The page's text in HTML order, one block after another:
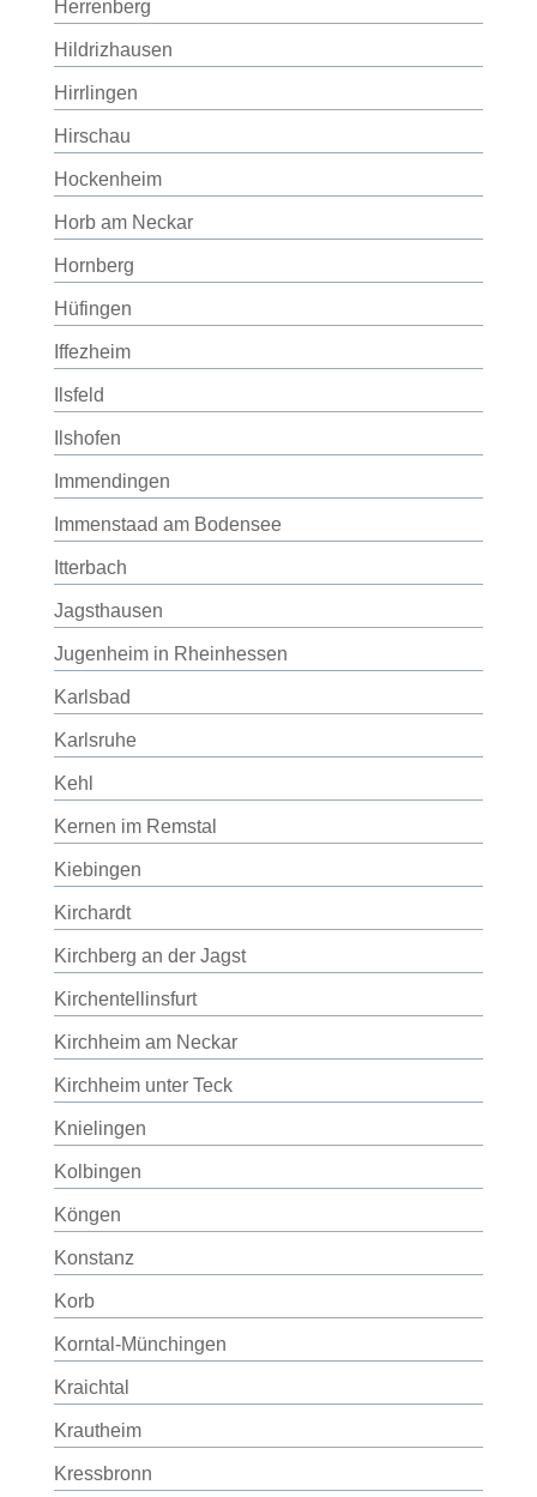
Herrenberg
Hildrizhausen
Hirrlingen
Hirschau
Hockenheim
Horb am Neckar
Hornberg
Hüfingen
Iffezheim
Ilsfeld
Ilshofen
Immendingen
Immenstaad am Bodensee
Itterbach
Jagsthausen
Jugenheim in Rheinhessen
Karlsbad
Karlsruhe
Kehl
Kernen im Remstal
Kiebingen
Kirchardt
Kirchberg an der Jagst
Kirchentellinsfurt
Kirchheim am Neckar
Kirchheim unter Teck
Knielingen
Kolbingen
Köngen
Konstanz
Korb
Korntal-Münchingen
Kraichtal
Krautheim
Kressbronn